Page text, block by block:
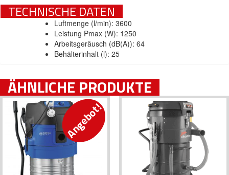
TECHNISCHE DATEN
Luftmenge (l/min): 3600
Leistung Pmax (W): 1250
Arbeitsgeräusch (dB(A)): 64
Behälterinhalt (l): 25
ÄHNLICHE PRODUKTE
Angebot!